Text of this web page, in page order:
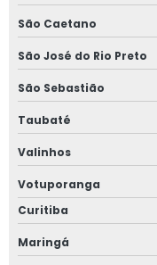
Orçamento de
Orçamento de
Planejamento e gestão de
Preço avaliação
Preço gerenciamento de
Qual o valor de uma
Quanto custa
Quanto custa um laudo
São Caetano
São José do Rio Preto
São Sebastião
Taubaté
Valinhos
Votuporanga
Curitiba
Maringá